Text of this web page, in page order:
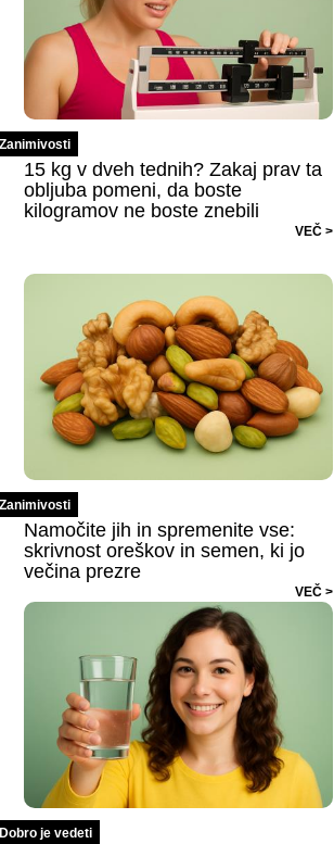
Zanimivosti
15 kg v dveh tednih? Zakaj prav ta
obljuba pomeni, da boste
kilogramov ne boste znebili
VEČ >
Zanimivosti
Namočite jih in spremenite vse:
skrivnost oreškov in semen, ki jo
večina prezre
VEČ >
Dobro je vedeti